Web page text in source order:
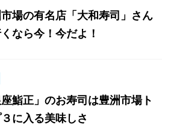
場の有名店「大和寿司」さん
なら今！今だよ！
座鮨正」のお寿司は豊洲市場ト
に入る美味しさ